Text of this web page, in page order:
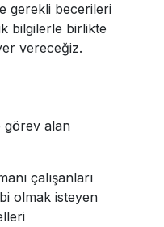
gerekli becerileri
bilgilerle birlikte
vereceğiz.
görev alan
çalışanları
olmak isteyen